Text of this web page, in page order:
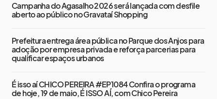
Campanha do Agasalho 2026 será lançada com desfile
aberto ao público no Gravataí Shopping
Prefeitura entrega área pública no Parque dos Anjos para
adoção por empresa privada e reforça parcerias para
qualificar espaços urbanos
É isso aí CHICO PEREIRA #EP1084 Confira o programa
de hoje, 19 de maio, É ISSO AÍ, com Chico Pereira